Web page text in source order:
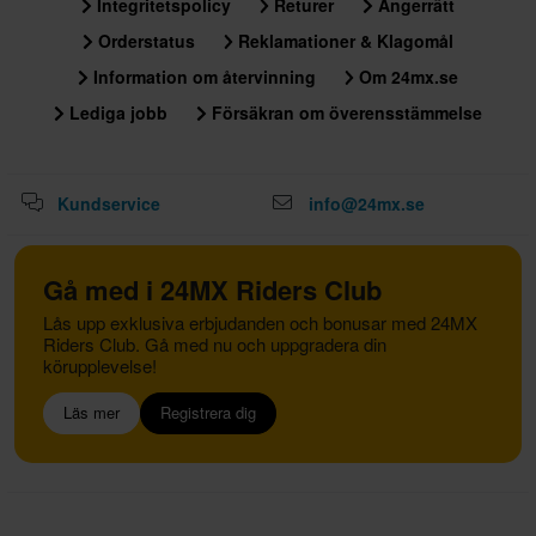
Orderstatus
Reklamationer & Klagomål
Information om återvinning
Om 24mx.se
Lediga jobb
Försäkran om överensstämmelse
Kundservice info@24mx.se
Gå med i 24MX Riders Club
Lås upp exklusiva erbjudanden och bonusar med 24MX
Riders Club. Gå med nu och uppgradera din
körupplevelse!
Läs mer Registrera dig